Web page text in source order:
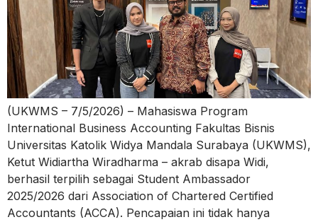
(UKWMS – 7/5/2026) – Mahasiswa Program
International Business Accounting Fakultas Bisnis
Universitas Katolik Widya Mandala Surabaya (UKWMS),
Ketut Widiartha Wiradharma – akrab disapa Widi,
berhasil terpilih sebagai Student Ambassador
2025/2026 dari Association of Chartered Certified
Accountants (ACCA). Pencapaian ini tidak hanya